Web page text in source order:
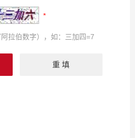
拉伯数字），如：三加四=7